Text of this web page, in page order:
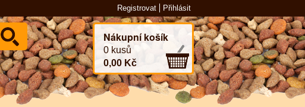
Registrovat Přihlásit
Nákupní košík
0 kusů
0,00 Kč